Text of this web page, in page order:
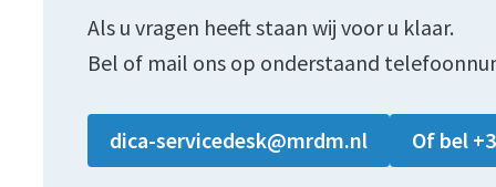
Als u vragen heeft staan wij voor u klaar.
Bel of mail ons op onderstaand
dica-servicedesk@mrdm.nl Of bel